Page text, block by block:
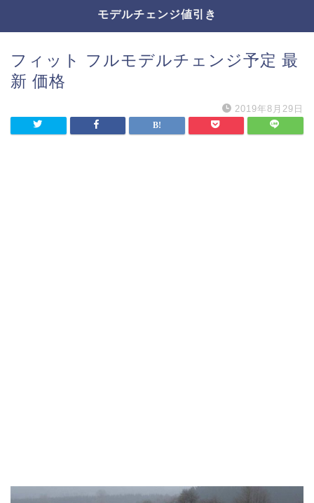
モデルチェンジ値引き
フィット フルモデルチェンジ予定 最
新 価格
2019年8月29日